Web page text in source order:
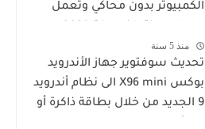
الكمبيوتر بدون محاكي وتعمل
خلال تطبيق apowermirror
منذ 5 سنة
تحديث سوفتوير جهاز الأندرويد
بوكس X96 mini الى نظام أندرويد
9 الجديد من خلال بطاقة ذاكرة أو